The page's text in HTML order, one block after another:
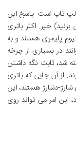
لپ تاپ است. پاسخ این
خیر. اکثر باتری
پلیمری هستند و به
در بسیاری از چرخه‌
شد، ثابت نگه داشتن
از آن جایی که باتری‌
دشارژ هستند، این
این امر می تواند روی